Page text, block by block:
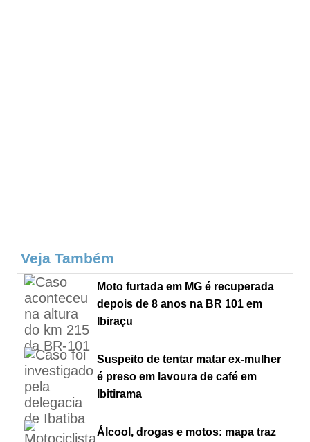
Veja Também
Moto furtada em MG é recuperada
depois de 8 anos na BR 101 em
Ibiraçu
Suspeito de tentar matar ex-mulher
é preso em lavoura de café em
Ibitirama
Álcool, drogas e motos: mapa traz